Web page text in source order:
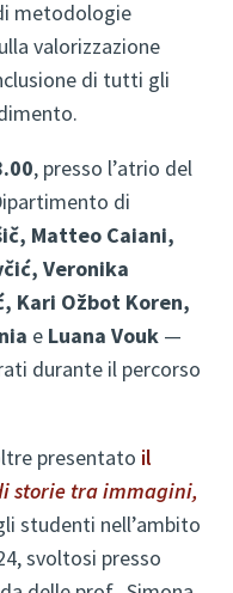
metodologie
valorizzazione
di tutti gli
, presso l’atrio del
di
Matteo Caiani,
Veronika
Kari Ožbot Koren,
e Luana Vouk —
durante il percorso
presentato il
storie tra immagini,
studenti nell’ambito
svoltosi presso